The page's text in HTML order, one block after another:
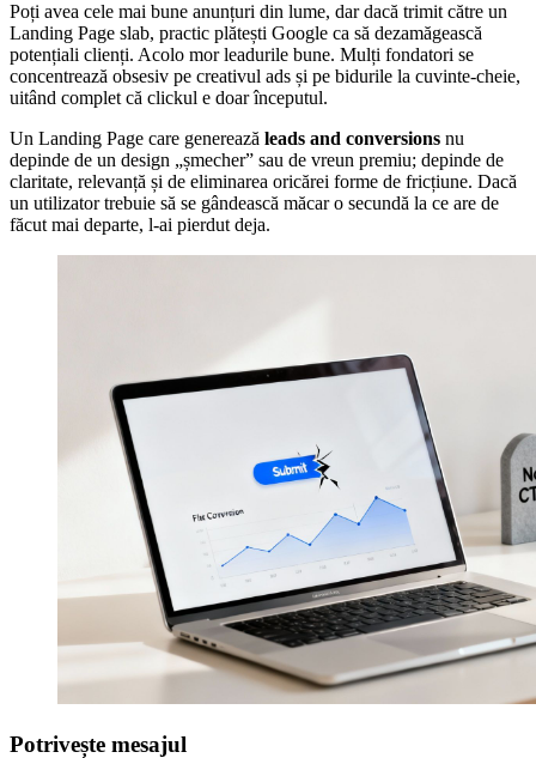
Poți avea cele mai bune anunțuri din lume, dar dacă trimit către un
Landing Page slab, practic plătești Google ca să dezamăgească
potențiali clienți. Acolo mor leadurile bune. Mulți fondatori se
concentrează obsesiv pe creativul ads și pe bidurile la cuvinte-cheie,
uitând complet că clickul e doar începutul.
Un Landing Page care generează leads and conversions nu
depinde de un design „șmecher” sau de vreun premiu; depinde de
claritate, relevanță și de eliminarea oricărei forme de fricțiune. Dacă
un utilizator trebuie să se gândească măcar o secundă la ce are de
făcut mai departe, l-ai pierdut deja.
Potrivește mesajul